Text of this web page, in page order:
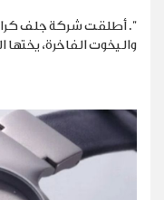
". أطلقت شركة جلف
واليخوت الفاخرة، يختها